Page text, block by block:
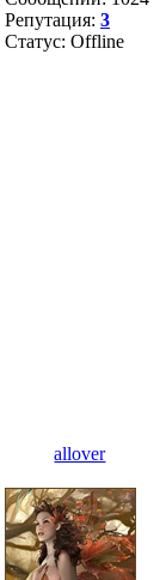
Репутация: 3
Статус: Offline
allover